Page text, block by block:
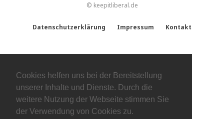
Cookies helfen uns bei der Bereitstellung
unserer Inhalte und Dienste. Durch die
weitere Nutzung der Webseite stimmen Sie
der Verwendung von Cookies zu.
© keepitliberal.de
Datenschutzerklärung Impressum Kontakt